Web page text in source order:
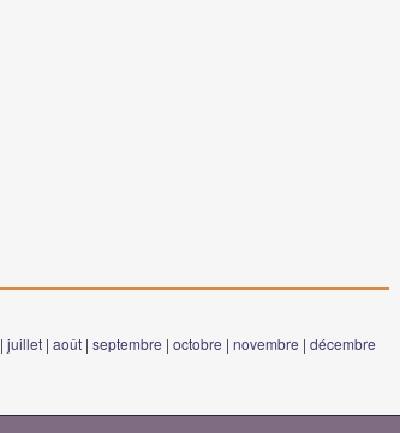
| juillet | août | septembre | octobre | novembre | décembre